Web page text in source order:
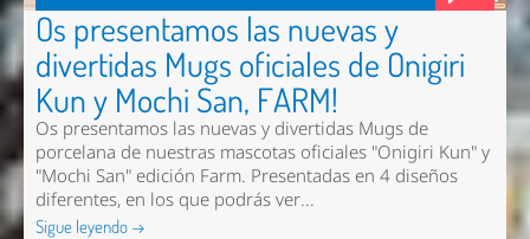
Os presentamos las nuevas y
divertidas Mugs oficiales de Onigiri
Kun y Mochi San, FARM!
Os presentamos las nuevas y divertidas Mugs de
porcelana de nuestras mascotas oficiales "Onigiri Kun" y
"Mochi San" edición Farm. Presentadas en 4 diseños
diferentes, en los que podrás ver...
Sigue leyendo →